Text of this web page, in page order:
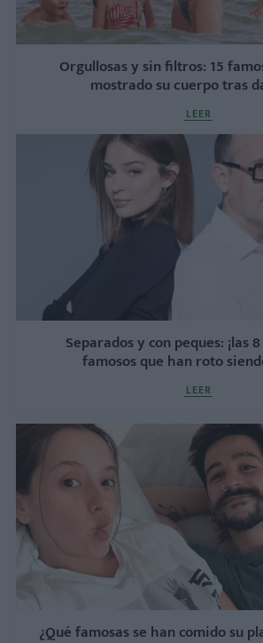
Orgullosas y sin filtros: 15
mostrado su cuerpo tras
LEER
Separados y con peques: ¡las
famosos que han roto
LEER
¿Qué famosas se han comido su